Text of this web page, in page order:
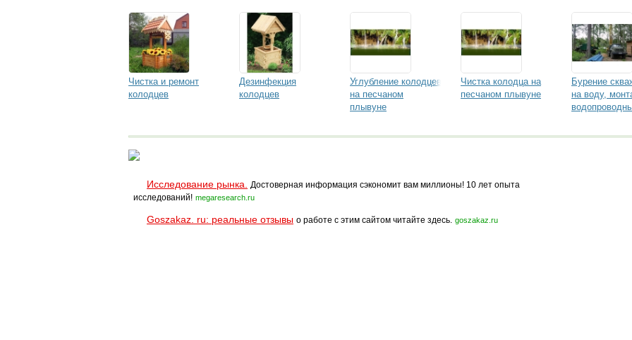
Чистка и ремонт
колодцев
Дезинфекция
колодцев
Углубление колодцев
на песчаном
плывуне
Чистка колодца на
песчаном плывуне
Бурение
на воду,
Исследование рынка.
Достоверная информация сэкономит вам миллионы! 10 лет опыта
исследований! megaresearch.ru
Goszakaz. ru: реальные отзывы о работе с этим сайтом читайте здесь. goszakaz.ru